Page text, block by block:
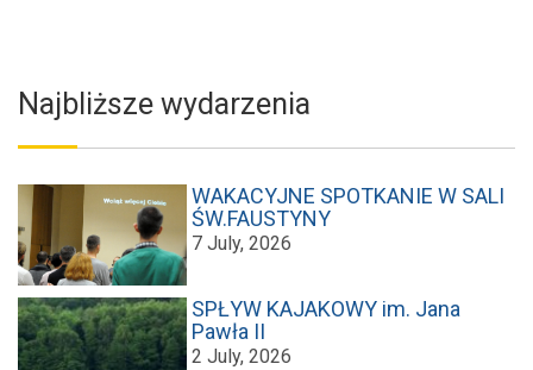
Najbliższe wydarzenia
WAKACYJNE SPOTKANIE W SALI
ŚW.FAUSTYNY
7 July, 2026
SPŁYW KAJAKOWY im. Jana
Pawła II
2 July, 2026